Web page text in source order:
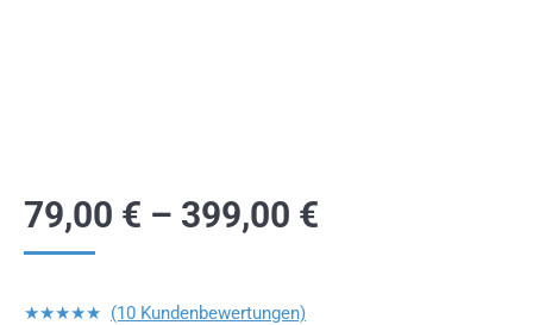
79,00 € – 399,00 €
★★★★★ (10 Kundenbewertungen)